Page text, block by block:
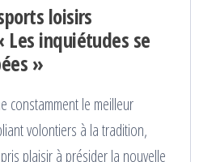
loisirs
inquiétudes se
»
constamment le meilleur
volontiers à la tradition,
plaisir à présider la nouvelle